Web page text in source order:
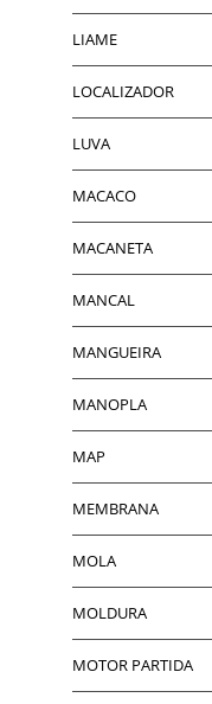
LIAME
LOCALIZADOR
LUVA
MACACO
MACANETA
MANCAL
MANGUEIRA
MANOPLA
MAP
MEMBRANA
MOLA
MOLDURA
MOTOR PARTIDA